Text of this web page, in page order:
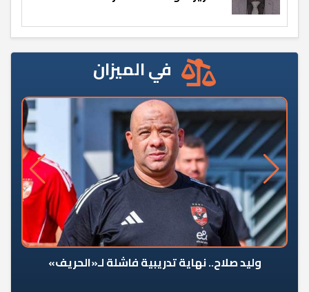
في الميزان
وليد صلاح.. نهاية تدريبية فاشلة لـ«الحريف»